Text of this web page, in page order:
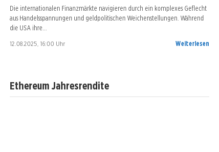
Die internationalen Finanzmärkte navigieren durch ein komplexes Geflecht
aus Handelsspannungen und geldpolitischen Weichenstellungen. Während
die USA ihre…
12.08.2025, 16:00 Uhr Weiterlesen
Ethereum Jahresrendite